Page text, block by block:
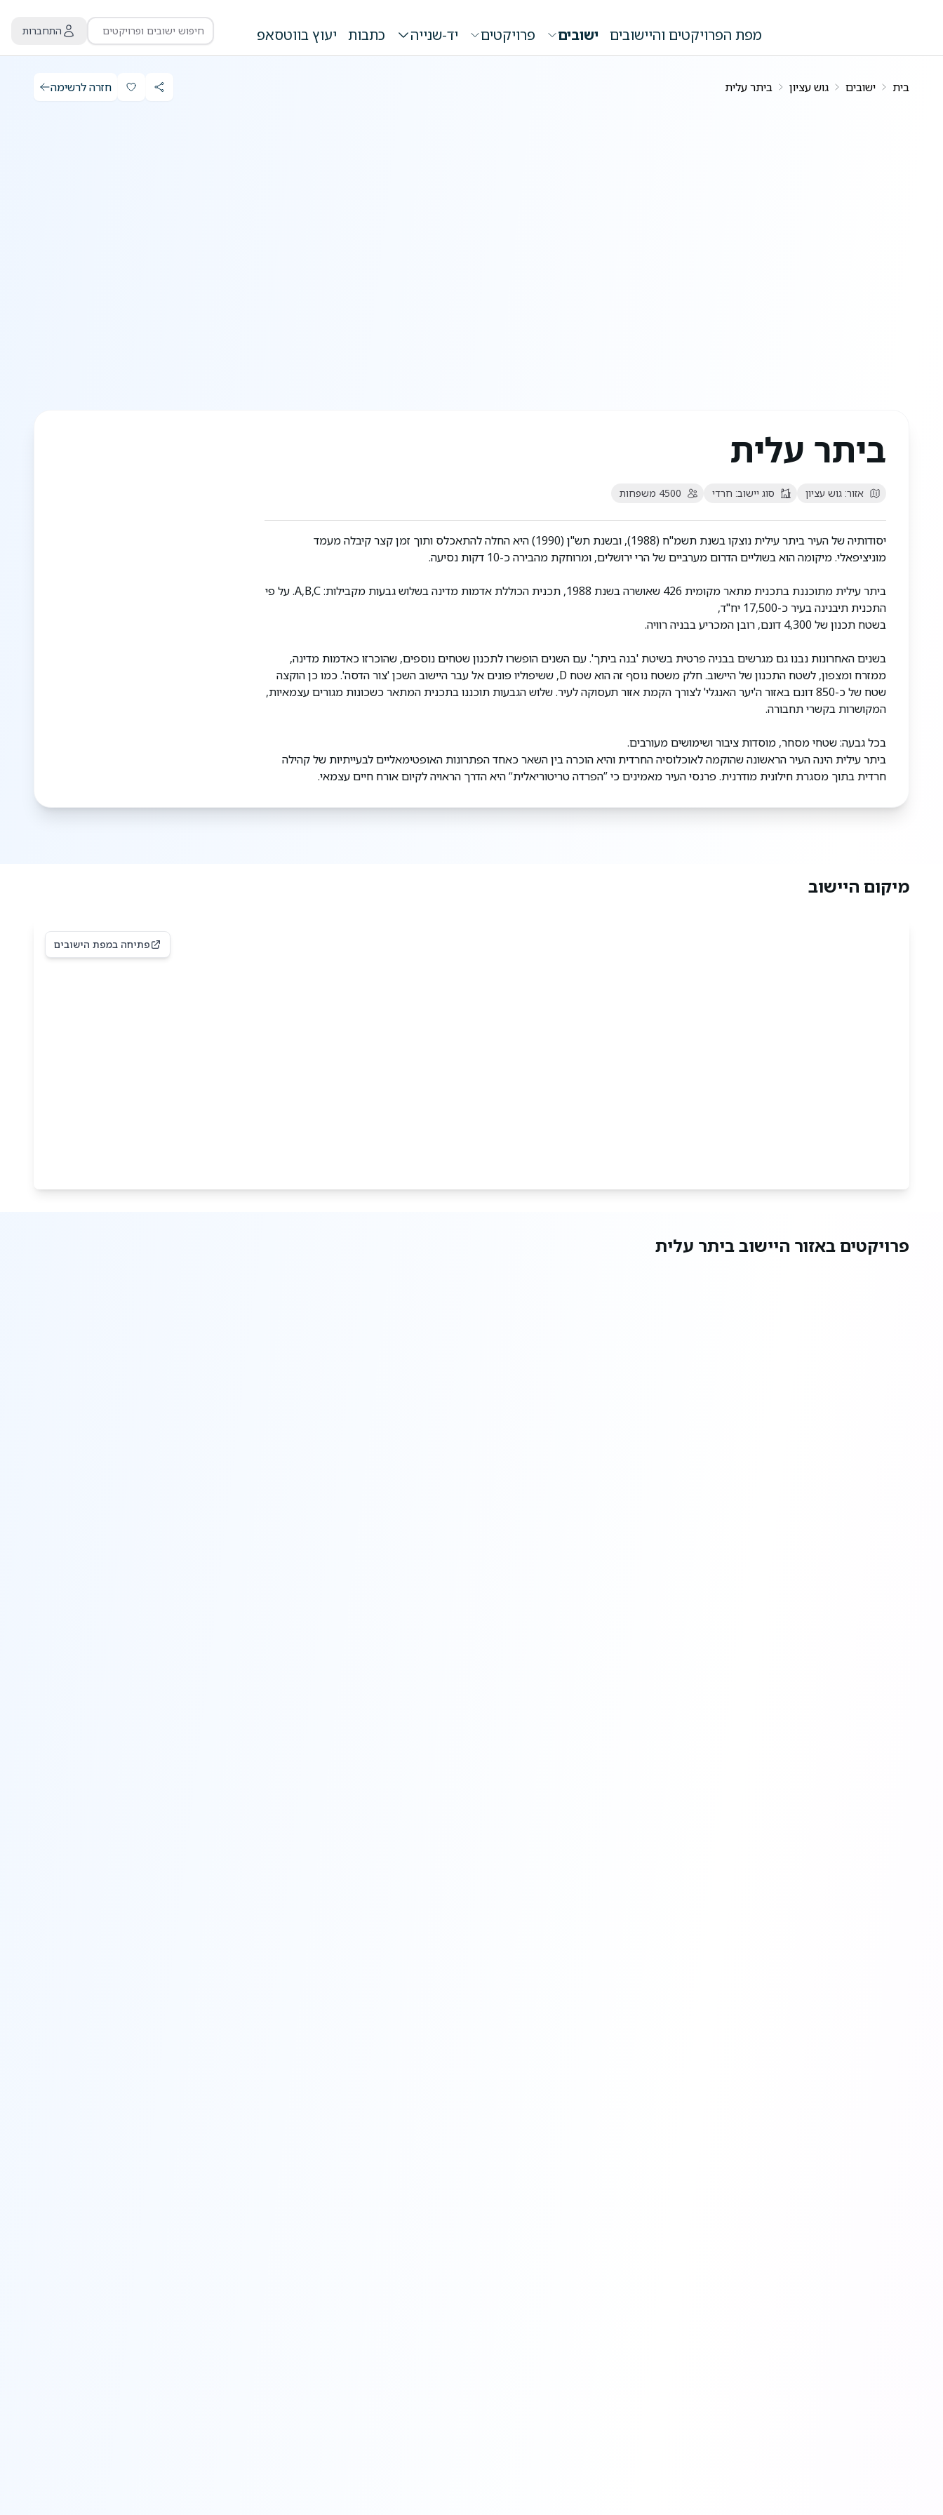
מפת הפרויקטים והיישובים ישובים פרויקטים יד-שנייה כתבות יעוץ בווטסאפ התחברות
בית ישובים גוש עציון ביתר עלית חזרה לרשימה
ביתר עלית
אזור: גוש עציון סוג יישוב: חרדי 4500 משפחות
יסודותיה של העיר ביתר עילית נוצקו בשנת תשמ"ח (1988), ובשנת תש"ן (1990) היא החלה להתאכלס ותוך זמן קצר קיבלה מעמד
מוניציפאלי. מיקומה הוא בשוליים הדרום מערביים של הרי ירושלים, ומרוחקת מהבירה כ-10 דקות נסיעה.
ביתר עילית מתוכננת בתכנית מתאר מקומית 426 שאושרה בשנת 1988, תכנית הכוללת אדמות מדינה בשלוש גבעות מקבילות: A,B,C. על פי
התכנית תיבנינה בעיר כ-17,500 יח"ד,
בשטח תכנון של 4,300 דונם, רובן המכריע בבניה רוויה.
בשנים האחרונות נבנו גם מגרשים בבניה פרטית בשיטת 'בנה ביתך'. עם השנים הופשרו לתכנון שטחים נוספים, שהוכרזו כאדמות מדינה,
ממזרח ומצפון, לשטח התכנון של היישוב. חלק משטח נוסף זה הוא שטח D, ששיפוליו פונים אל עבר היישוב השכן 'צור הדסה'. כמו כן הוקצה
שטח של כ-850 דונם באזור ה'יער האנגלי' לצורך הקמת אזור תעסוקה לעיר. שלוש הגבעות תוכננו בתכנית המתאר כשכונות מגורים עצמאיות,
המקושרות בקשרי תחבורה.
בכל גבעה: שטחי מסחר, מוסדות ציבור ושימושים מעורבים.
ביתר עילית הינה העיר הראשונה שהוקמה לאוכלוסיה החרדית והיא הוכרה בין השאר כאחד הפתרונות האופטימאליים לבעייתיות של קהילה
חרדית בתוך מסגרת חילונית מודרנית. פרנסי העיר מאמינים כי ”הפרדה טריטוריאלית“ היא הדרך הראויה לקיום אורח חיים עצמאי.
מיקום היישוב
פתיחה במפת הישובים
פרויקטים באזור היישוב ביתר עלית